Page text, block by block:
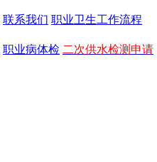
联系我们 职业卫生工作流程
职业病体检 二次供水检测申请